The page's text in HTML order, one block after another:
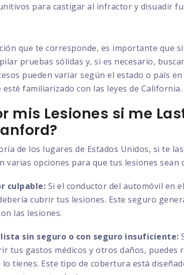
para castigar al infractor y disuadir
que te corresponde, es importante que
pruebas sólidas y, si es necesario,
pueden variar según el estado o país
familiarizado con las leyes de California.
mis Lesiones si me
de los lugares de Estados Unidos, si te
varias opciones para que tus lesiones sean
culpable: Si el conductor del automóvil en
cubrir tus lesiones. Este seguro
las lesiones.
sin seguro o con seguro insuficiente:
tus gastos médicos y otros daños,
tienes. Este tipo de cobertura está